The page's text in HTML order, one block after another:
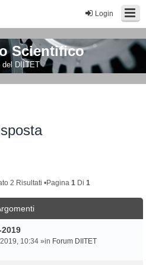
Login
Scientifico
del DIITET
2 Risultati •Pagina 1 Di 1
10:34 »in Forum DIITET